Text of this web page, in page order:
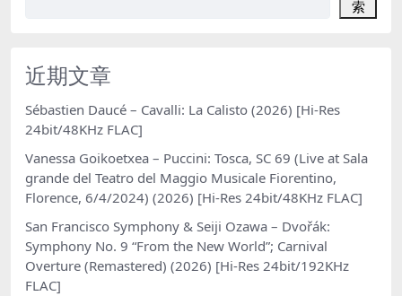
索
近期文章
Sébastien Daucé – Cavalli: La Calisto (2026) [Hi-Res
24bit/48KHz FLAC]
Vanessa Goikoetxea – Puccini: Tosca, SC 69 (Live at Sala
grande del Teatro del Maggio Musicale Fiorentino,
Florence, 6/4/2024) (2026) [Hi-Res 24bit/48KHz FLAC]
San Francisco Symphony & Seiji Ozawa – Dvořák:
Symphony No. 9 “From the New World”; Carnival
Overture (Remastered) (2026) [Hi-Res 24bit/192KHz
FLAC]